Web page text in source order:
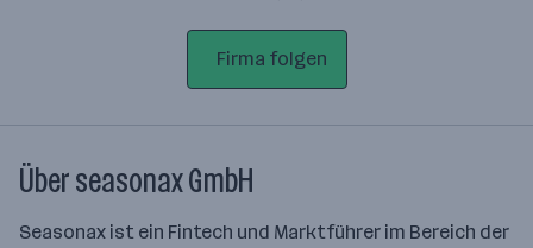
Firma folgen
Über seasonax GmbH
Seasonax ist ein Fintech und Marktführer im Bereich der